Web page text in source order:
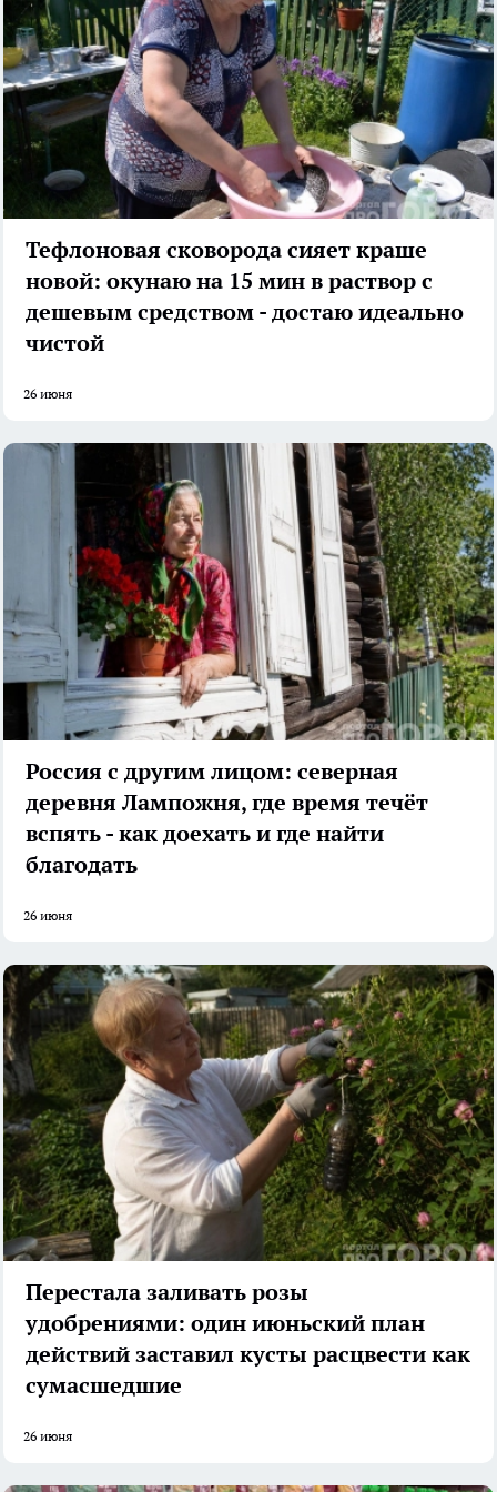
Тефлоновая сковорода сияет краше
новой: окунаю на 15 мин в раствор с
дешевым средством - достаю идеально
чистой
26 июня
Россия с другим лицом: северная
деревня Лампожня, где время течёт
вспять - как доехать и где найти
благодать
26 июня
Перестала заливать розы
удобрениями: один июньский план
действий заставил кусты расцвести как
сумасшедшие
26 июня